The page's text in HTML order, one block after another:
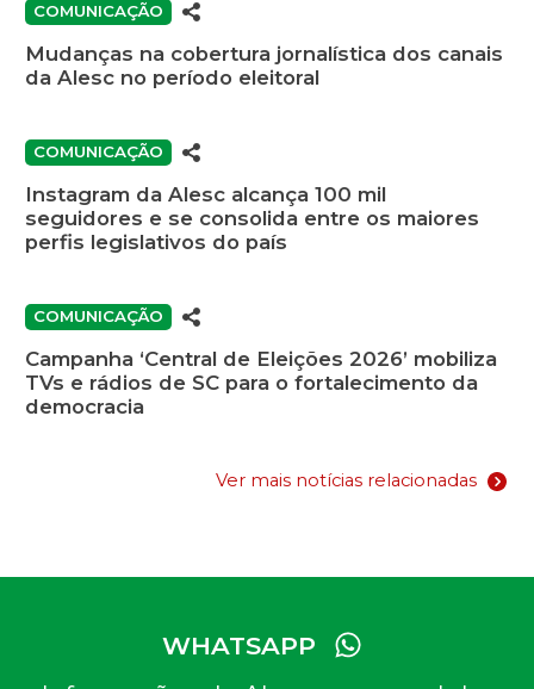
COMUNICAÇÃO
Mudanças na cobertura jornalística dos canais
da Alesc no período eleitoral
COMUNICAÇÃO
Instagram da Alesc alcança 100 mil
seguidores e se consolida entre os maiores
perfis legislativos do país
COMUNICAÇÃO
Campanha ‘Central de Eleições 2026’ mobiliza
TVs e rádios de SC para o fortalecimento da
democracia
Ver mais notícias relacionadas
WHATSAPP